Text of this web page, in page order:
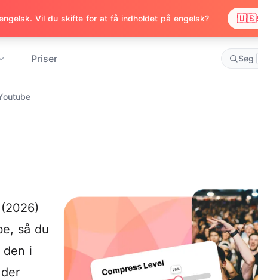
Priser Søg
så du
den i
Vil du skifte for at få indholdet på engelsk? 🇺🇸